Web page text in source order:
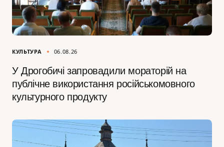
КУЛЬТУРА 06.08.26
У Дрогобичі запровадили мораторій на
публічне використання російськомовного
культурного продукту